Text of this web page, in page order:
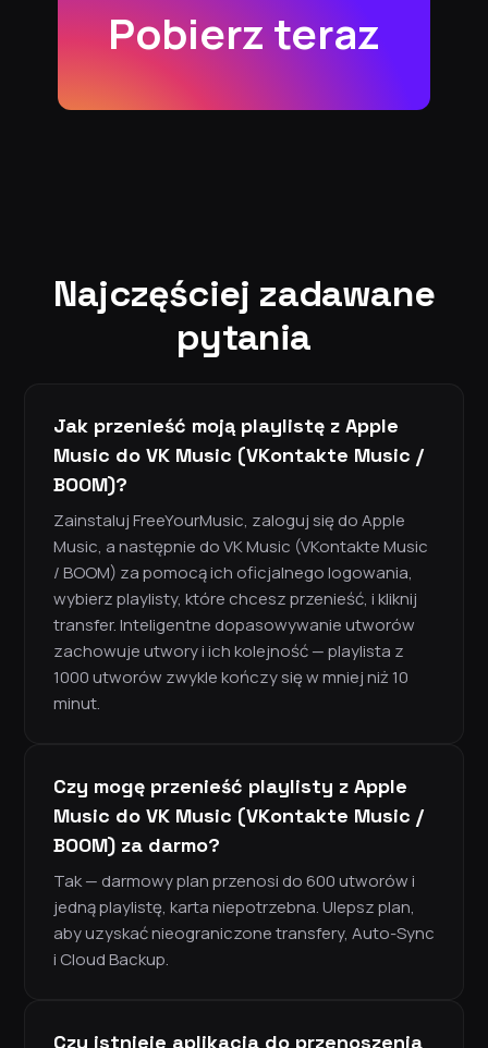
Pobierz teraz
Najczęściej zadawane
pytania
Jak przenieść moją playlistę z Apple
Music do VK Music (VKontakte Music /
BOOM)?
Zainstaluj FreeYourMusic, zaloguj się do Apple
Music, a następnie do VK Music (VKontakte Music
/ BOOM) za pomocą ich oficjalnego logowania,
wybierz playlisty, które chcesz przenieść, i kliknij
transfer. Inteligentne dopasowywanie utworów
zachowuje utwory i ich kolejność — playlista z
1000 utworów zwykle kończy się w mniej niż 10
minut.
Czy mogę przenieść playlisty z Apple
Music do VK Music (VKontakte Music /
BOOM) za darmo?
Tak — darmowy plan przenosi do 600 utworów i
jedną playlistę, karta niepotrzebna. Ulepsz plan,
aby uzyskać nieograniczone transfery, Auto-Sync
i Cloud Backup.
Czy istnieje aplikacja do przenoszenia